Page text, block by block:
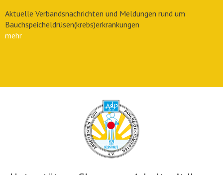
Aktuelle Verbandsnachrichten und Meldungen rund um
Bauchspeicheldrüsen(krebs)erkrankungen
mehr